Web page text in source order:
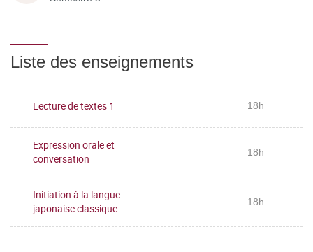
Liste des enseignements
Lecture de textes 1 18h
Expression orale et
conversation
18h
Initiation à la langue
japonaise classique
18h